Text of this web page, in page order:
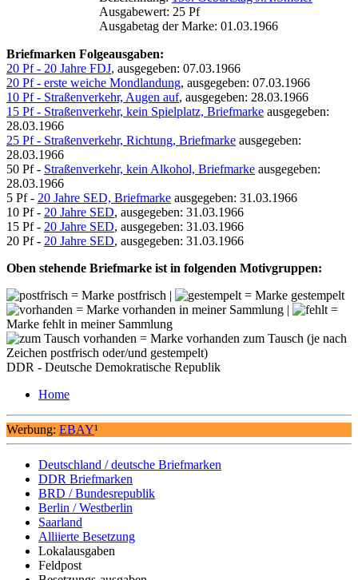
Ausgabewert: 25 Pf
Ausgabetag der Marke: 01.03.1966
Briefmarken Folgeausgaben:
20 Pf - 20 Jahre FDJ, ausgegeben: 07.03.1966
20 Pf - erste weiche Mondlandung, ausgegeben: 07.03.1966
10 Pf - Straßenverkehr, Augen auf, ausgegeben: 28.03.1966
15 Pf - Straßenverkehr, kein Spielplatz, Briefmarke ausgegeben:
28.03.1966
25 Pf - Straßenverkehr, Richtung, Briefmarke ausgegeben:
28.03.1966
50 Pf - Straßenverkehr, kein Alkohol, Briefmarke ausgegeben:
28.03.1966
5 Pf - 20 Jahre SED, Briefmarke ausgegeben: 31.03.1966
10 Pf - 20 Jahre SED, ausgegeben: 31.03.1966
15 Pf - 20 Jahre SED, ausgegeben: 31.03.1966
20 Pf - 20 Jahre SED, ausgegeben: 31.03.1966
Oben stehende Briefmarke ist in folgenden Motivgruppen:
= Marke postfrisch |
= Marke gestempelt
= Marke vorhanden in meiner Sammlung |
=
Marke fehlt in meiner Sammlung
= Marke vorhanden zum Tausch (je nach
Zeichen postfrisch oder/und gestempelt)
DDR - Deutsche Demokratische Republik
Home
Werbung: EBAY¹
Deutschland / deutsche Briefmarken
DDR Briefmarken
BRD / Bundesrepublik
Berlin / Westberlin
Saarland
Alliierte Besetzung
Lokalausgaben
Feldpost